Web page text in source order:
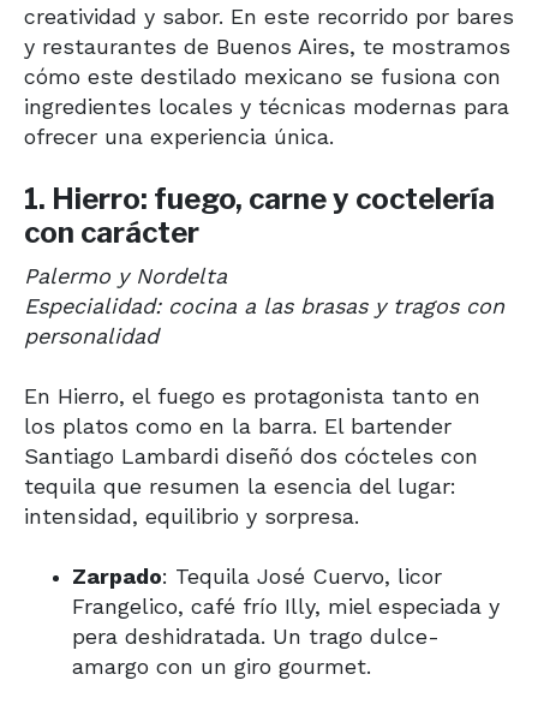
creatividad y sabor. En este recorrido por bares
y restaurantes de Buenos Aires, te mostramos
cómo este destilado mexicano se fusiona con
ingredientes locales y técnicas modernas para
ofrecer una experiencia única.
1. Hierro: fuego, carne y coctelería
con carácter
Palermo y Nordelta
Especialidad: cocina a las brasas y tragos con
personalidad
En Hierro, el fuego es protagonista tanto en
los platos como en la barra. El bartender
Santiago Lambardi diseñó dos cócteles con
tequila que resumen la esencia del lugar:
intensidad, equilibrio y sorpresa.
Zarpado: Tequila José Cuervo, licor
Frangelico, café frío Illy, miel especiada y
pera deshidratada. Un trago dulce-
amargo con un giro gourmet.